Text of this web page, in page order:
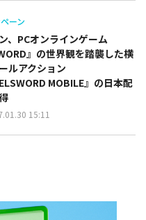
ーン
、PCオンラインゲーム
』の世界観を踏襲した横
ルアクション
MOBILE』の日本配
15:11